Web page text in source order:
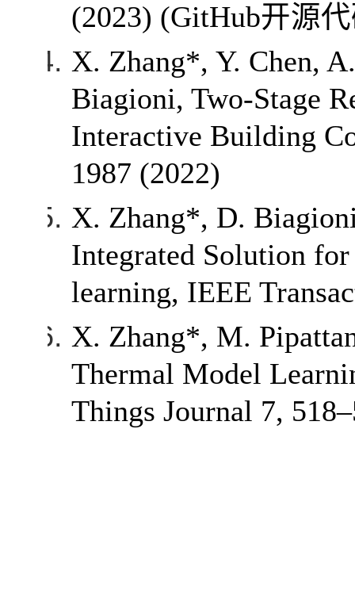
(2023) (GitHub开源
X. Zhang*, Y. Chen,
Biagioni, Two-Stage
Interactive Building
1987 (2022)
X. Zhang*, D.
Integrated Solution
learning, IEEE
X. Zhang*, M.
Thermal Model
Things Journal 7,